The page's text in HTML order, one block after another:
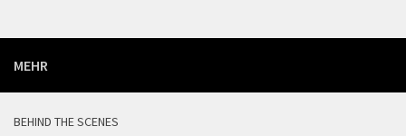
MEHR
BEHIND THE SCENES